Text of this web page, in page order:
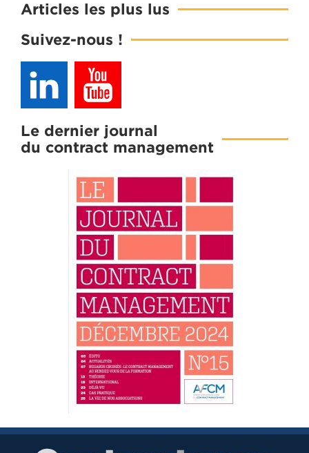
Articles les plus lus
Suivez-nous !
Le dernier journal
du contract management